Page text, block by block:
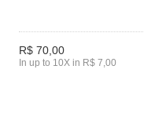
R$ 70,00
In up to 10X in R$ 7,00